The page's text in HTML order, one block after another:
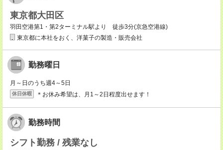
東京都大田区
羽田空港第1・第2ターミナル駅より 徒歩3分(京急空港線)
東京都に本社をおく、洋菓子の製造・販売会社
勤務曜日
月～日のうち週4～5日
休日休暇 ＊お休み希望は、月1～2日程度出せます！
勤務時間
シフト勤務 / 残業なし